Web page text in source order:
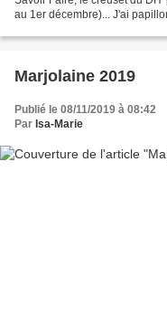
au 1er décembre)... J'ai
Marjolaine 2019
Publié le 08/11/2019 à 08:42
Par Isa-Marie